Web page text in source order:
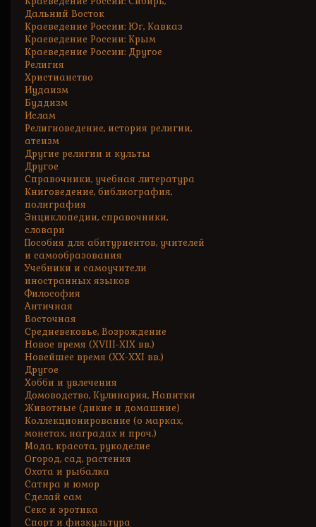
Дальний Восток
Краеведение России: Юг, Кавказ
Краеведение России: Крым
Краеведение России: Другое
Религия
Христианство
Иудаизм
Буддизм
Ислам
Религиоведение, история религии,
атеизм
Другие религии и культы
Другое
Справочники, учебная литература
Книговедение, библиография,
полиграфия
Энциклопедии, справочники,
словари
Пособия для абитуриентов, учителей
и самообразования
Учебники и самоучители
иностранных языков
Философия
Античная
Восточная
Средневековье, Возрождение
Новое время (XVIII-XIX вв.)
Новейшее время (XX-XXI вв.)
Другое
Хобби и увлечения
Домоводство, Кулинария, Напитки
Животные (дикие и домашние)
Коллекционирование (о марках,
монетах, наградах и проч.)
Мода, красота, рукоделие
Огород, сад, растения
Охота и рыбалка
Сатира и юмор
Сделай сам
Секс и эротика
Спорт и физкультура